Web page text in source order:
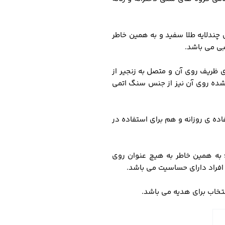
شده همراه با آبکاری چندلایه طلا سفید و به همین خاطر
می باشد.
ظریف روی آن و متصل به زنجیر از
شده روی آن نیز از جنس سنگ اتمی
ی روزانه و هم برای استفاده در
همین خاطر به هیچ عنوان روی
دارای حساسیت می باشد.
برای هدیه می باشد.